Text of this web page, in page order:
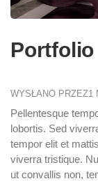
Portfolio
WYSŁANO PRZEZ1
Pellentesque
lobortis. Sed
tempor elit et
viverra tristique.
ut convallis non,